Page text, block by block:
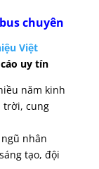
chuyên
Việt
uy tín
năm kinh
trời, cung
nhân
tạo, đội